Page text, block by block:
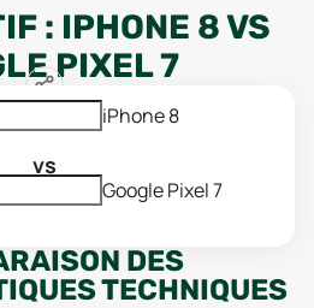
: IPHONE 8VS
PIXEL 7
iPhone 8
vs
Google Pixel 7
DES
TECHNIQUES